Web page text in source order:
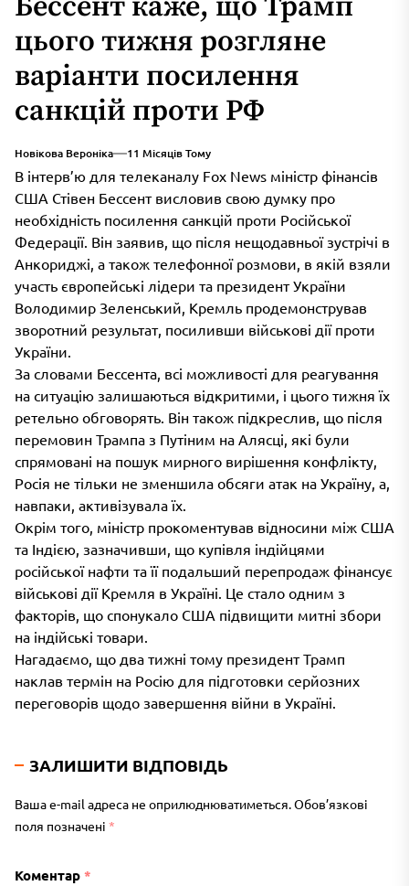
Бессент каже, що Трамп
цього тижня розгляне
варіанти посилення
санкцій проти РФ
Новікова Вероніка 11 Місяців Тому
В інтерв’ю для телеканалу Fox News міністр фінансів
США Стівен Бессент висловив свою думку про
необхідність посилення санкцій проти Російської
Федерації. Він заявив, що після нещодавньої зустрічі в
Анкориджі, а також телефонної розмови, в якій взяли
участь європейські лідери та президент України
Володимир Зеленський, Кремль продемонстрував
зворотний результат, посиливши військові дії проти
України.
За словами Бессента, всі можливості для реагування
на ситуацію залишаються відкритими, і цього тижня їх
ретельно обговорять. Він також підкреслив, що після
перемовин Трампа з Путіним на Алясці, які були
спрямовані на пошук мирного вирішення конфлікту,
Росія не тільки не зменшила обсяги атак на Україну, а,
навпаки, активізувала їх.
Окрім того, міністр прокоментував відносини між США
та Індією, зазначивши, що купівля індійцями
російської нафти та її подальший перепродаж фінансує
військові дії Кремля в Україні. Це стало одним з
факторів, що спонукало США підвищити митні збори
на індійські товари.
Нагадаємо, що два тижні тому президент Трамп
наклав термін на Росію для підготовки серйозних
переговорів щодо завершення війни в Україні.
ЗАЛИШИТИ ВІДПОВІДЬ
Ваша e-mail адреса не оприлюднюватиметься.Обов’язкові
поля позначені *
Коментар *